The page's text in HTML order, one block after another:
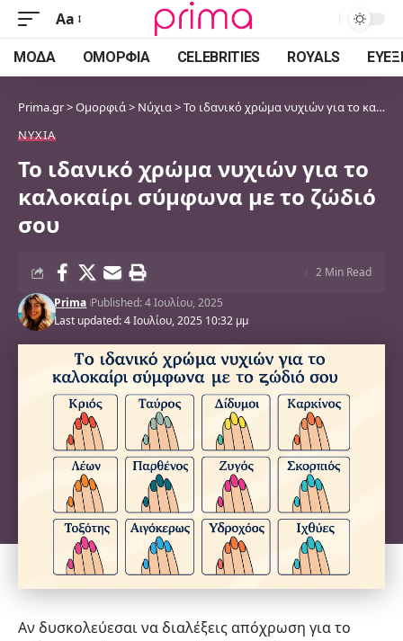
Font
Resizer
Aa
ΜΌΔΑ ΟΜΟΡΦΙΆ CELEBRITIES ROYALS
Prima.gr>Ομορφιά> Νύχια>Το ιδανικό χρώμα νυχιών για το καλοκαίρι σύμφωνα με το ζώδιό σου
ΝΎΧΙΑ
Το ιδανικό χρώμα νυχιών για το
καλοκαίρι σύμφωνα με το ζώδιό
σου
Last updated: 4 Ιουλίου, 2025 10:32 μμ
Prima Published: 4 Ιουλίου, 2025
2 Min Read
Αν δυσκολεύεσαι να διαλέξεις απόχρωση για το